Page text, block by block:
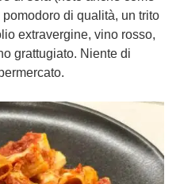
di qualità, un trito
extravergine, vino rosso,
grattugiato. Niente di